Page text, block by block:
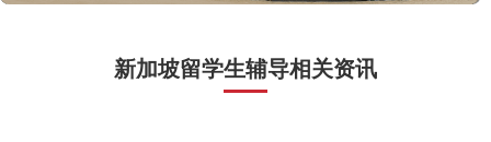
新加坡留学生辅导相关资讯